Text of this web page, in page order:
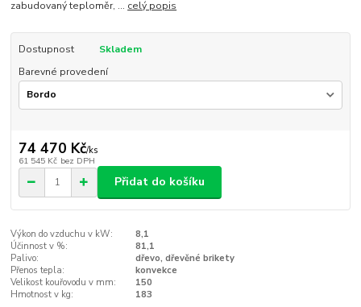
zabudovaný teploměr, ... celý popis
Dostupnost
Skladem
Barevné provedení
74 470 Kč/ks
61 545 Kč bez DPH
Přidat do košíku
Výkon do vzduchu v kW:
8,1
Účinnost v %:
81,1
Palivo:
dřevo, dřevěné brikety
Přenos tepla:
konvekce
Velikost kouřovodu v mm:
150
Hmotnost v kg:
183